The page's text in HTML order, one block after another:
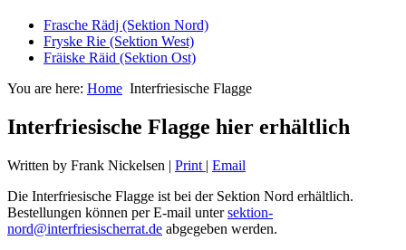
Frasche Rädj (Sektion Nord)
Fryske Rie (Sektion West)
Fräiske Räid (Sektion Ost)
You are here: Home Interfriesische Flagge
Interfriesische Flagge hier erhältlich
Written by Frank Nickelsen | Print | Email
Die Interfriesische Flagge ist bei der Sektion Nord erhältlich.
Bestellungen können per E-mail untersektion-
nord@interfriesischerrat.de abgegeben werden.